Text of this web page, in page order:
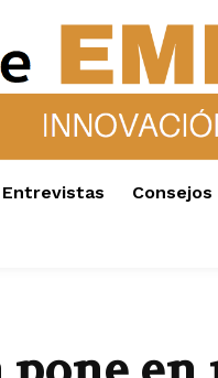
Entrevistas Consejos